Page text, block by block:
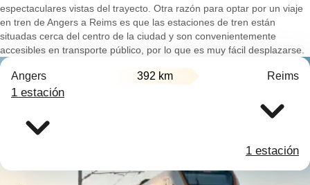
espectaculares vistas del trayecto. Otra razón para optar por un viaje
en tren de Angers a Reims es que las estaciones de tren están
situadas cerca del centro de la ciudad y son convenientemente
accesibles en transporte público, por lo que es muy fácil desplazarse.
Angers 392 km Reims
1 estación
1 estación